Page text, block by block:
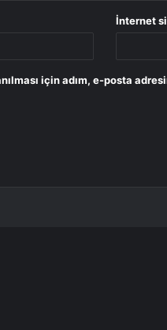
İnternet
için adım, e-posta